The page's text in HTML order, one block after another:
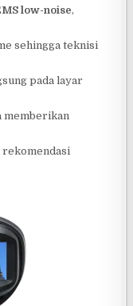
low-noise,
sehingga teknisi
pada layar
memberikan